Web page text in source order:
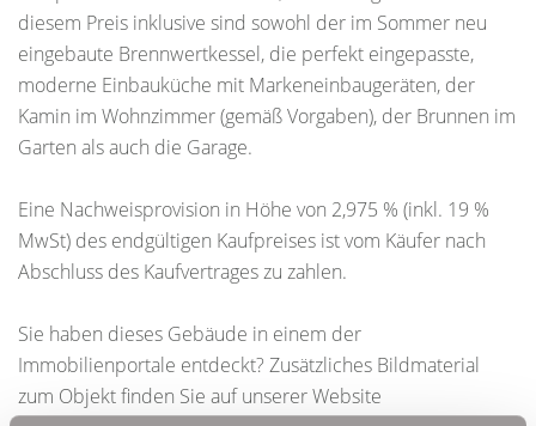
diesem Preis inklusive sind sowohl der im Sommer neu
eingebaute Brennwertkessel, die perfekt eingepasste,
moderne Einbauküche mit Markeneinbaugeräten, der
Kamin im Wohnzimmer (gemäß Vorgaben), der Brunnen im
Garten als auch die Garage.
Eine Nachweisprovision in Höhe von 2,975 % (inkl. 19 %
MwSt) des endgültigen Kaufpreises ist vom Käufer nach
Abschluss des Kaufvertrages zu zahlen.
Sie haben dieses Gebäude in einem der
Immobilienportale entdeckt? Zusätzliches Bildmaterial
zum Objekt finden Sie auf unserer Website